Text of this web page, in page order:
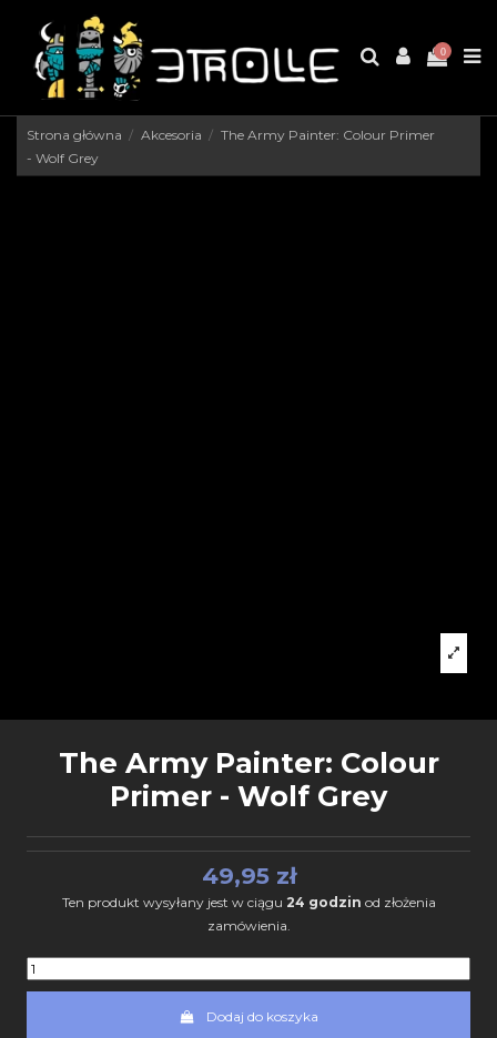
0
Strona główna Akcesoria
The Army Painter: Colour Primer
- Wolf Grey
The Army Painter: Colour
Primer - Wolf Grey
49,95 zł
Ten produkt wysyłany jest w ciągu 24 godzin od złożenia
zamówienia.
Dodaj do koszyka